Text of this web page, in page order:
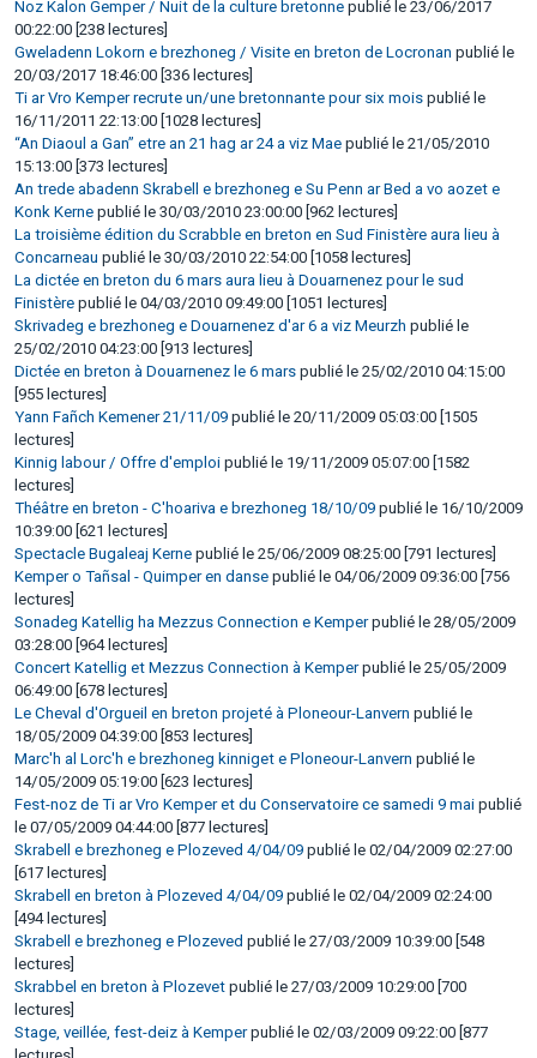
Noz Kalon Gemper / Nuit de la culture bretonne publié le 23/06/2017
00:22:00 [238 lectures]
Gweladenn Lokorn e brezhoneg / Visite en breton de Locronan publié le
20/03/2017 18:46:00 [336 lectures]
Ti ar Vro Kemper recrute un/une bretonnante pour six mois publié le
16/11/2011 22:13:00 [1028 lectures]
“An Diaoul a Gan” etre an 21 hag ar 24 a viz Mae publié le 21/05/2010
15:13:00 [373 lectures]
An trede abadenn Skrabell e brezhoneg e Su Penn ar Bed a vo aozet e
Konk Kerne publié le 30/03/2010 23:00:00 [962 lectures]
La troisième édition du Scrabble en breton en Sud Finistère aura lieu à
Concarneau publié le 30/03/2010 22:54:00 [1058 lectures]
La dictée en breton du 6 mars aura lieu à Douarnenez pour le sud
Finistère publié le 04/03/2010 09:49:00 [1051 lectures]
Skrivadeg e brezhoneg e Douarnenez d'ar 6 a viz Meurzh publié le
25/02/2010 04:23:00 [913 lectures]
Dictée en breton à Douarnenez le 6 mars publié le 25/02/2010 04:15:00
[955 lectures]
Yann Fañch Kemener 21/11/09 publié le 20/11/2009 05:03:00 [1505
lectures]
Kinnig labour / Offre d'emploi publié le 19/11/2009 05:07:00 [1582
lectures]
Théâtre en breton - C'hoariva e brezhoneg 18/10/09 publié le 16/10/2009
10:39:00 [621 lectures]
Spectacle Bugaleaj Kerne publié le 25/06/2009 08:25:00 [791 lectures]
Kemper o Tañsal - Quimper en danse publié le 04/06/2009 09:36:00 [756
lectures]
Sonadeg Katellig ha Mezzus Connection e Kemperpublié le 28/05/2009
03:28:00 [964 lectures]
Concert Katellig et Mezzus Connection à Kemperpublié le 25/05/2009
06:49:00 [678 lectures]
Le Cheval d'Orgueil en breton projeté à Ploneour-Lanvern publié le
18/05/2009 04:39:00 [853 lectures]
Marc'h al Lorc'h e brezhoneg kinniget e Ploneour-Lanvern publié le
14/05/2009 05:19:00 [623 lectures]
Fest-noz de Ti ar Vro Kemper et du Conservatoire ce samedi 9 mai publié
le 07/05/2009 04:44:00 [877 lectures]
Skrabell e brezhoneg e Plozeved 4/04/09 publié le 02/04/2009 02:27:00
[617 lectures]
Skrabell en breton à Plozeved 4/04/09 publié le 02/04/2009 02:24:00
[494 lectures]
Skrabell e brezhoneg e Plozeved publié le 27/03/2009 10:39:00 [548
lectures]
Skrabbel en breton à Plozevet publié le 27/03/2009 10:29:00 [700
lectures]
Stage, veillée, fest-deiz à Kemperpublié le 02/03/2009 09:22:00 [877